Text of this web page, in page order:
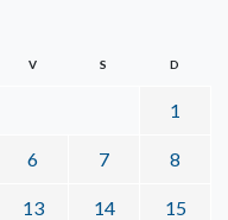
V S D
1
6 7 8
13 14 15